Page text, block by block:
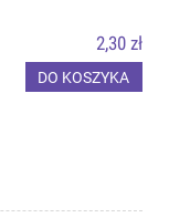
2,30 zł
DO KOSZYKA